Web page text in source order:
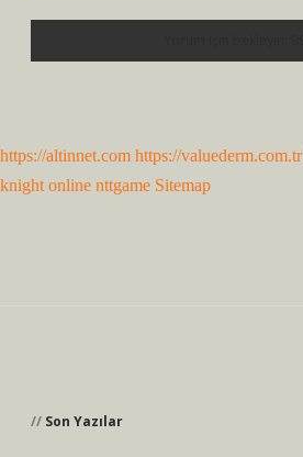
https://altinnet.com https://valuederm.com.tr
knight online nttgame Sitemap
Son Yazılar